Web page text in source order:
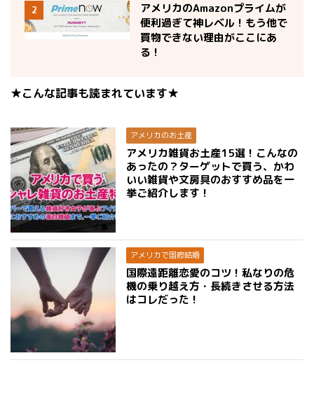
2
アメリカのAmazonプライムが
便利過ぎて神レベル！もう他で
買物できない理由がここにあ
る！
★こんな記事も読まれています★
アメリカのお土産
アメリカ雑貨お土産15選！こんなの
あったの？ターゲットで買う、かわ
いい雑貨や文房具のおすすめ品を一
挙ご紹介します！
アメリカで国際結婚
国際遠距離恋愛のコツ！私なりの危
機の乗り越え方・長続きさせる方法
はコレだった！